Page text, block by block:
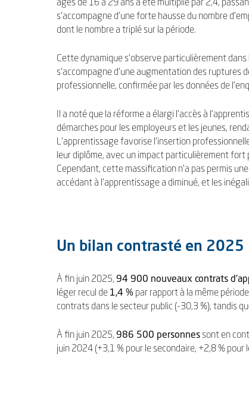
âgés de 16 à 29 ans a été multiplié par 2,4,
s’accompagne d’une forte hausse du nombre
dont le nombre a triplé sur la période.
Cette dynamique s’observe particulièrement
s’accompagne d’une augmentation des
professionnelle, confirmée par les données de
Il a noté que la réforme a élargi l’accès à
démarches pour les employeurs et les jeunes,
L’apprentissage favorise l’insertion
leur diplôme, avec un impact particulièrement fort
Cependant, cette massification n’a pas permis
accédant à l’apprentissage a diminué, et les
Un bilan contrasté en 2025
À fin juin 2025, 94 900 nouveaux contrats
léger recul de 1,4 % par rapport à la même
contrats dans le secteur public (-30,3 %), tandis
À fin juin 2025, 986 500 personnes sont en
juin 2024 (+3,1 % pour le secondaire, +2,8 % pour